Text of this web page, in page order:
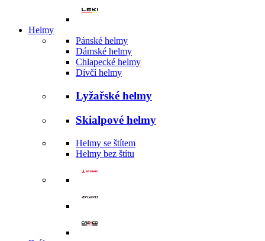
Helmy
Pánské helmy
Dámské helmy
Chlapecké helmy
Dívčí helmy
Lyžařské helmy
Skialpové helmy
Helmy se štítem
Helmy bez štítu